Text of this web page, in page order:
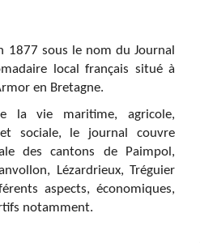
1877 sous le nom du Journal
local français situé à
en Bretagne.
la vie maritime, agricole,
sociale, le journal couvre
des cantons de Paimpol,
Lézardrieux, Tréguier
aspects, économiques,
notamment.